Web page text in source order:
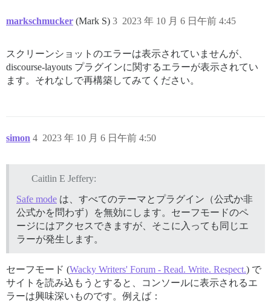
markschmucker (Mark S) 2023 年 10 月 6 日午前 4:45
3
スクリーンショットのエラーは表示されていませんが、
discourse-layouts プラグインに関するエラーが表示されてい
ます。それなしで再構築してみてください。
simon 2023 年 10 月 6 日午前 4:50
4
Caitlin E Jeffery:
Safe mode は、すべてのテーマとプラグイン（公式か非
公式かを問わず）を無効にします。セーフモードのペ
ージにはアクセスできますが、そこに入っても同じエ
ラーが発生します。
セーフモード (Wacky Writers' Forum - Read. Write. Respect.) で
サイトを読み込もうとすると、コンソールに表示されるエ
ラーは興味深いものです。例えば：